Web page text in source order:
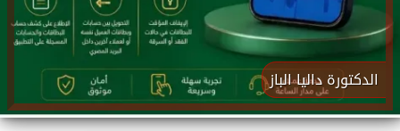
الدكتورة داليا الباز